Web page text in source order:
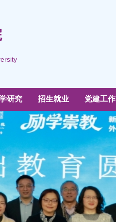
研究 招生就业 党建工作